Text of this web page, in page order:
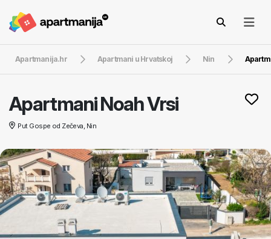
Apartmanija.hr Apartmani u Hrvatskoj Nin
Apartmani Noah Vrsi
Put Gospe od Zečeva, Nin